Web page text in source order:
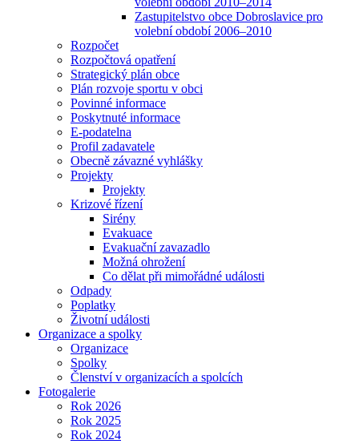
Zastupitelstvo obce Dobroslavice pro
volební období 2006–2010
Rozpočet
Rozpočtová opatření
Strategický plán obce
Plán rozvoje sportu v obci
Povinné informace
Poskytnuté informace
E-podatelna
Profil zadavatele
Obecně závazné vyhlášky
Projekty
Projekty
Krizové řízení
Sirény
Evakuace
Evakuační zavazadlo
Možná ohrožení
Co dělat při mimořádné události
Odpady
Poplatky
Životní události
Organizace a spolky
Organizace
Spolky
Členství v organizacích a spolcích
Fotogalerie
Rok 2026
Rok 2025
Rok 2024